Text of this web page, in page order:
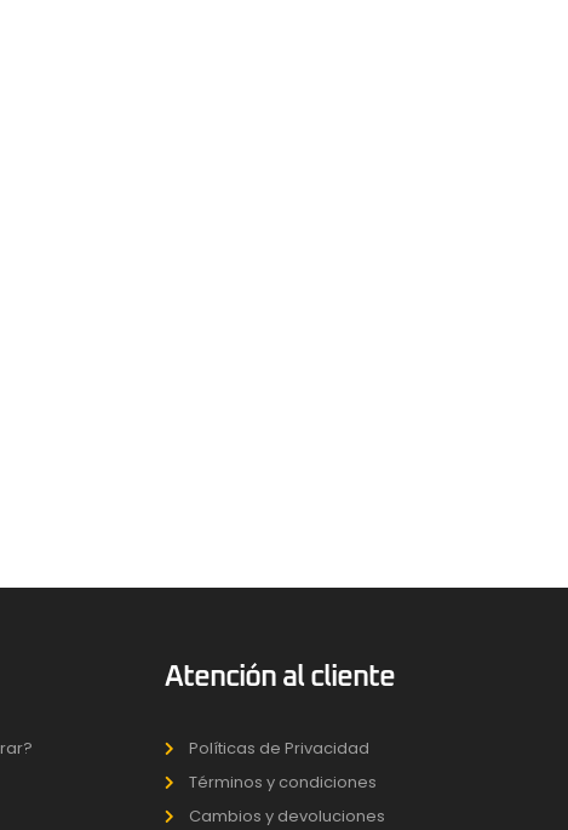
Atención al cliente
Políticas de Privacidad
Términos y condiciones
Cambios y devoluciones